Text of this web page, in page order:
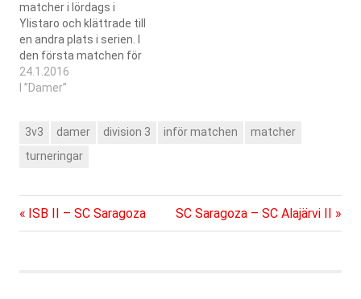
matcher i lördags i
Ylistaro och klättrade till
en andra plats i serien. I
den första matchen för
dagen besegrades
hemmalaget FBC Remix
KauWi med 2-1.Länkar till
matchdagböckerna
kommande matcherna
hittas som vanligt här.
24.1.2016
I ”Damer”
3v3 damer division 3 inför matchen
matcher
turneringar
Inläggsnavigering
Föregående
inlägg:
ISB II – SC Saragoza
Nästa
inlägg:
SC Saragoza – SC Alajärvi II